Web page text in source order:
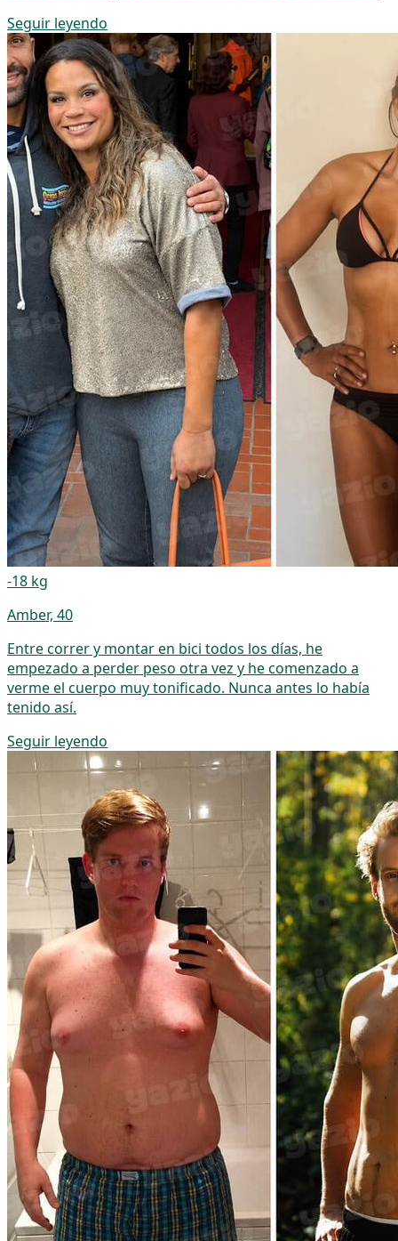
Seguir leyendo
-18 kg
Amber, 40
Entre correr y montar en bici todos los días, he
empezado a perder peso otra vez y he comenzado a
verme el cuerpo muy tonificado. Nunca antes lo había
tenido así.
Seguir leyendo